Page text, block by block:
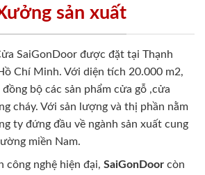
sản xuất
SaiGonDoor được đặt tại Thạnh
Chí Minh. Với diện tích 20.000 m2,
bộ các sản phẩm cửa gỗ ,cửa
cháy. Với sản lượng và thị phần nằm
ty đứng đầu về ngành sản xuất cung
miền Nam.
công nghệ hiện đại, SaiGonDoor còn